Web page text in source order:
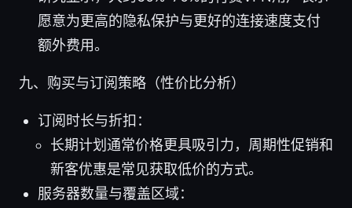
愿意为更高的隐私保护与更好的连接速度支付
额外费用。
九、购买与订阅策略（性价比分析）
订阅时长与折扣：
长期计划通常价格更具吸引力，周期性促销和
新客优惠是常见获取低价的方式。
服务器数量与覆盖区域：